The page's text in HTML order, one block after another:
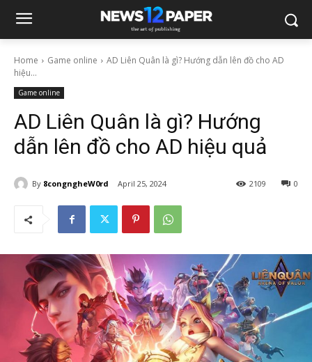
Home Game online
AD Liên Quân là gì? Hướng dẫn lên đồ cho AD
hiệu...
Game online
AD Liên Quân là gì? Hướng
dẫn lên đồ cho AD hiệu quả
By 8congngheW0rd April 25, 2024 0
2109